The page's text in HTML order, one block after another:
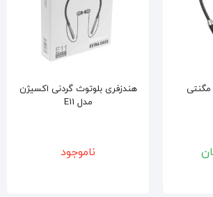
هندزفری بلوتوث گردنی اکسیژن
ناموجود